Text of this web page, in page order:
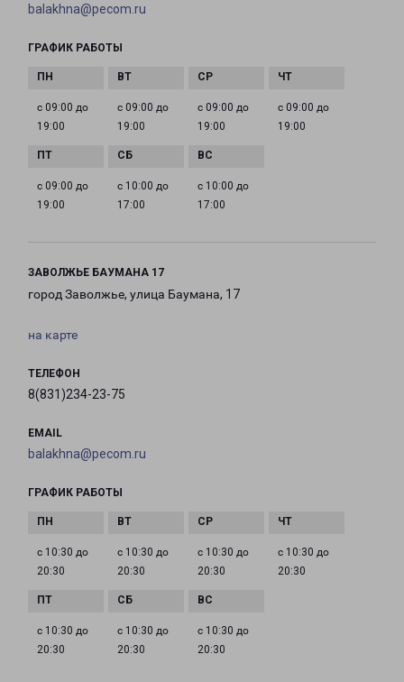
balakhna@pecom.ru
ГРАФИК РАБОТЫ
с 09:00 до
19:00
с 09:00 до
19:00
с 09:00 до
19:00
с 09:00 до
19:00
с 09:00 до
19:00
с 10:00 до
17:00
с 10:00 до
17:00
ЗАВОЛЖЬЕ БАУМАНА 17
город Заволжье, улица Баумана, 17
на карте
ТЕЛЕФОН
8(831)234-23-75
EMAIL
balakhna@pecom.ru
ГРАФИК РАБОТЫ
с 10:30 до
20:30
с 10:30 до
20:30
с 10:30 до
20:30
с 10:30 до
20:30
с 10:30 до
20:30
с 10:30 до
20:30
с 10:30 до
20:30